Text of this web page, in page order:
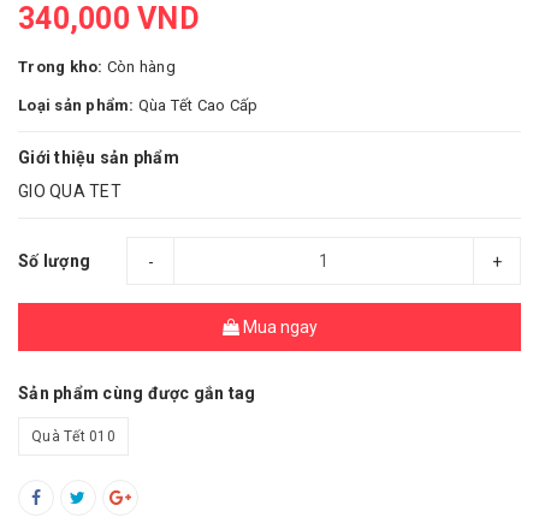
340,000 VND
Trong kho: Còn hàng
Loại sản phẩm: Qùa Tết Cao Cấp
Giới thiệu sản phẩm
GIO QUA TET
Số lượng - +
Mua ngay
Sản phẩm cùng được gắn tag
Quà Tết 010